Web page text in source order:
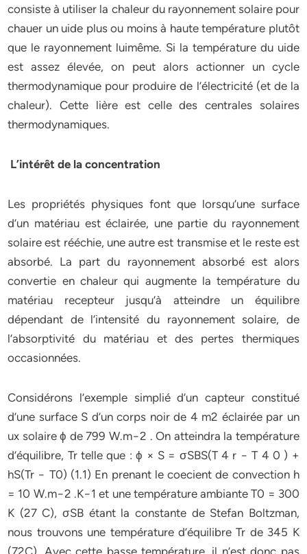
consiste à utiliser la chaleur du rayonnement solaire pour
chauer un uide plus ou moins à haute température plutôt
que le rayonnement luimême. Si la température du uide
est assez élevée, on peut alors actionner un cycle
thermodynamique pour produire de l’électricité (et de la
chaleur). Cette lière est celle des centrales solaires
thermodynamiques.
L’intérêt de la concentration
Les propriétés physiques font que lorsqu’une surface
d’un matériau est éclairée, une partie du rayonnement
solaire est rééchie, une autre est transmise et le reste est
absorbé. La part du rayonnement absorbé est alors
convertie en chaleur qui augmente la température du
matériau recepteur jusqu’à atteindre un équilibre
dépendant de l’intensité du rayonnement solaire, de
l’absorptivité du matériau et des pertes thermiques
occasionnées.
Considérons l’exemple simplié d’un capteur constitué
d’une surface S d’un corps noir de 4 m2 éclairée par un
ux solaire ϕ de 799 W.m−2 . On atteindra la température
d’équilibre, Tr telle que : ϕ × S = σSBS(T 4 r − T 4 0 ) +
hS(Tr − T0) (1.1) En prenant le coecient de convection h
= 10 W.m−2 .K−1 et une température ambiante T0 = 300
K (27 C), σSB étant la constante de Stefan Boltzman,
nous trouvons une température d’équilibre Tr de 345 K
(72C). Avec cette basse température, il n’est donc pas